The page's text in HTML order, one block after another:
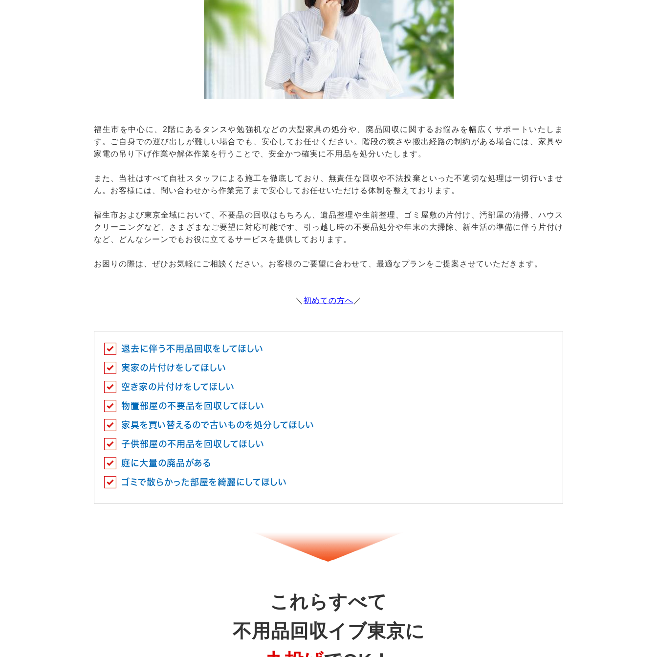
福生市を中心に、2階にあるタンスや勉強机などの大型家具の処分や、廃品回収に関するお悩みを幅広くサポートいたしま
す。ご自身での運び出しが難しい場合でも、安心してお任せください。階段の狭さや搬出経路の制約がある場合には、家具や
家電の吊り下げ作業や解体作業を行うことで、安全かつ確実に不用品を処分いたします。
また、当社はすべて自社スタッフによる施工を徹底しており、無責任な回収や不法投棄といった不適切な処理は一切行いませ
ん。お客様には、問い合わせから作業完了まで安心してお任せいただける体制を整えております。
福生市および東京全域において、不要品の回収はもちろん、遺品整理や生前整理、ゴミ屋敷の片付け、汚部屋の清掃、ハウス
クリーニングなど、さまざまなご要望に対応可能です。引っ越し時の不要品処分や年末の大掃除、新生活の準備に伴う片付け
など、どんなシーンでもお役に立てるサービスを提供しております。
お困りの際は、ぜひお気軽にご相談ください。お客様のご要望に合わせて、最適なプランをご提案させていただきます。
＼ 初めての方へ ／
退去に伴う不用品回収をしてほしい
実家の片付けをしてほしい
空き家の片付けをしてほしい
物置部屋の不要品を回収してほしい
家具を買い替えるので古いものを処分してほしい
子供部屋の不用品を回収してほしい
庭に大量の廃品がある
ゴミで散らかった部屋を綺麗にしてほしい
これらすべて
不用品回収イブ東京に